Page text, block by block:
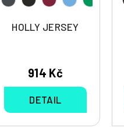
HOLLY JERSEY
914 Kč
DETAIL